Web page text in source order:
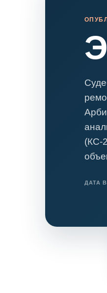
(КС-
ДАТА